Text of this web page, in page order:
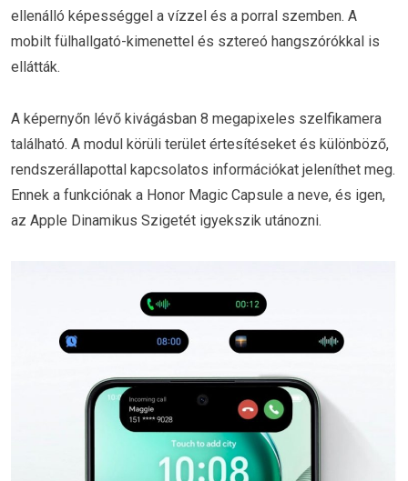
ellenálló képességgel a vízzel és a porral szemben. A
mobilt fülhallgató-kimenettel és sztereó hangszórókkal is
ellátták.
A képernyőn lévő kivágásban 8 megapixeles szelfikamera
található. A modul körüli terület értesítéseket és különböző,
rendszerállapottal kapcsolatos információkat jeleníthet meg.
Ennek a funkciónak a Honor Magic Capsule a neve, és igen,
az Apple Dinamikus Szigetét igyekszik utánozni.